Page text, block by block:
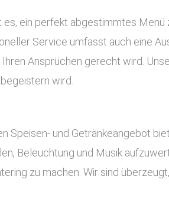
ein perfekt abgestimmtes
Service umfasst auch eine
Ihren Ansprüchen gerecht wird.
wird.
Speisen- und Getränkeangebot
Beleuchtung und Musik
zu machen. Wir sind